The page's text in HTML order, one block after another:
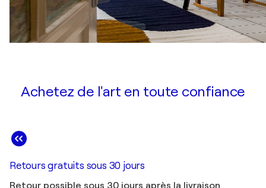
Achetez de l'art en toute confiance
Retours gratuits sous 30 jours
Retour possible sous 30 jours après la livraison